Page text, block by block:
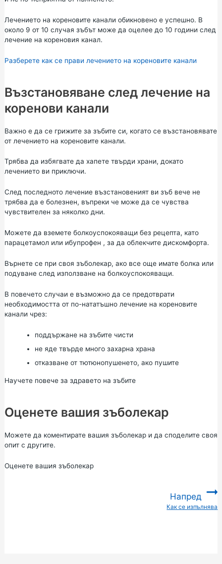
Лечението на кореновите канали обикновено е успешно. В
около 9 от 10 случая зъбът може да оцелее до 10 години след
лечение на кореновия канал.
Разберете как се прави лечението на кореновите канали
Възстановяване след лечение на
коренови канали
Важно е да се грижите за зъбите си, когато се възстановявате
от лечението на кореновите канали.
Трябва да избягвате да хапете твърди храни, докато
лечението ви приключи.
След последното лечение възстановеният ви зъб вече не
трябва да е болезнен, въпреки че може да се чувства
чувствителен за няколко дни.
Можете да вземете болкоуспокояващи без рецепта, като
парацетамол или ибупрофен , за да облекчите дискомфорта.
Върнете се при своя зъболекар, ако все още имате болка или
подуване след използване на болкоуспокояващи.
В повечето случаи е възможно да се предотврати
необходимостта от по-нататъшно лечение на кореновите
канали чрез:
поддържане на зъбите чисти
не яде твърде много захарна храна
отказване от тютюнопушенето, ако пушите
Научете повече за здравето на зъбите
Оценете вашия зъболекар
Можете да коментирате вашия зъболекар и да споделите своя
опит с другите.
Оценете вашия зъболекар
Напред
Как се изпълнява